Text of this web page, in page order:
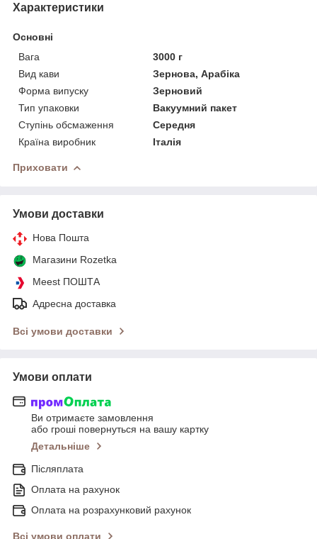
Характеристики
Основні
Вага
3000 г
Вид кави
Зернова, Арабіка
Форма випуску
Зерновий
Тип упаковки
Вакуумний пакет
Ступінь обсмаження
Середня
Країна виробник
Італія
Приховати
Умови доставки
Нова Пошта
Магазини Rozetka
Meest ПОШТА
Адресна доставка
Всі умови доставки
Умови оплати
Ви отримаєте замовлення
або гроші повернуться на вашу картку
Детальніше
Післяплата
Оплата на рахунок
Оплата на розрахунковий рахунок
Всі умови оплати